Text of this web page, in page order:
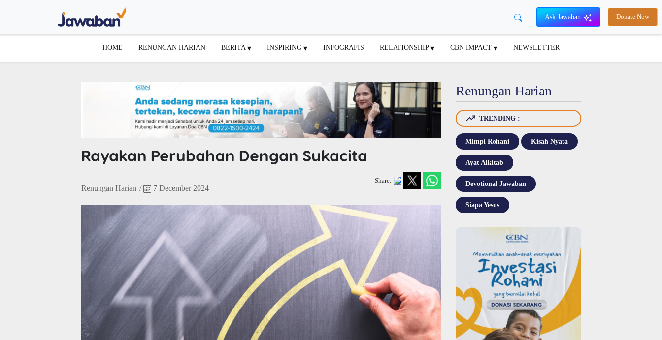
Ask Jawaban Donate Now
HOME RENUNGAN HARIAN BERITA INSPIRING INFOGRAFIS RELATIONSHIP CBN IMPACT NEWSLETTER
Rayakan Perubahan Dengan Sukacita
Renungan Harian / 7 December 2024
Share:
Renungan Harian
TRENDING :
Mimpi Rohani Kisah Nyata
Ayat Alkitab
Devotional Jawaban
Siapa Yesus